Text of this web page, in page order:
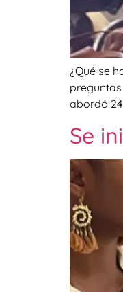
¿Qué se
abordó
Se